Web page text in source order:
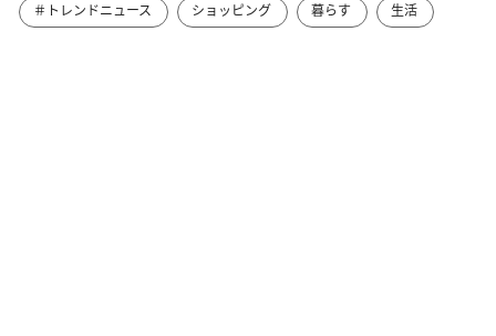
＃トレンドニュース ショッピング 暮らす 生活